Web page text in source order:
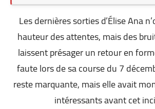
Les dernières sorties d’Élise Ana
hauteur des attentes, mais des
laissent présager un retour en
faute lors de sa course du 7
reste marquante, mais elle avait
intéressants avant cet